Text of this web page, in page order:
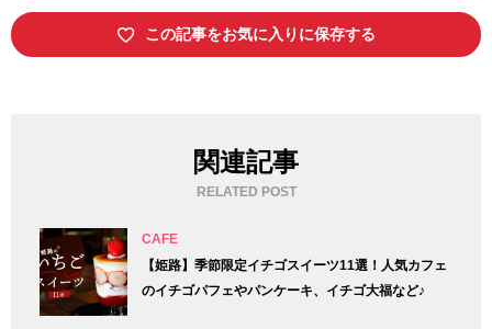
この記事をお気に入りに保存する
関連記事
RELATED POST
CAFE
【姫路】季節限定イチゴスイーツ11選！人気カフェ
のイチゴパフェやパンケーキ、イチゴ大福など♪